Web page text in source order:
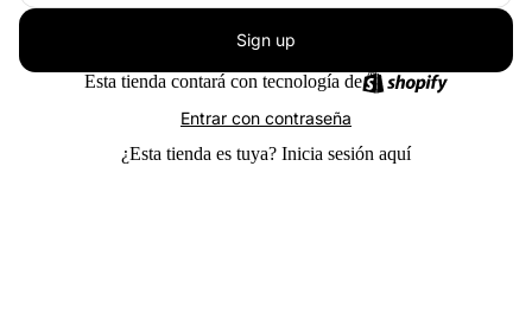
Sign up
Esta tienda contará con tecnología de
Entrar con contraseña
¿Esta tienda es tuya? Inicia sesión aquí